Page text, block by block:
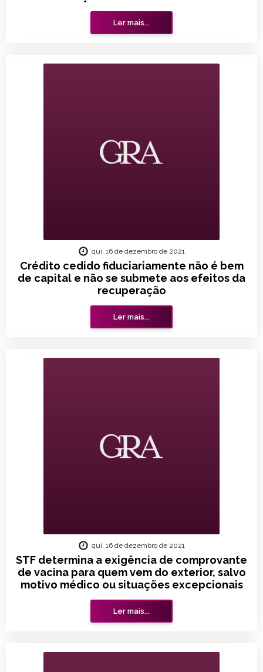
Ler mais...
Crédito cedido fiduciariamente não é bem
de capital e não se submete aos efeitos da
recuperação
qui, 16 de dezembro de 2021
Ler mais...
STF determina a exigência de comprovante
de vacina para quem vem do exterior, salvo
motivo médico ou situações excepcionais
qui, 16 de dezembro de 2021
Ler mais...